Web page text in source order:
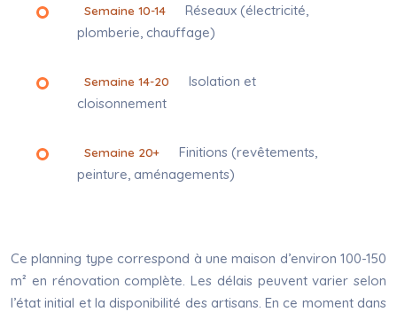
Semaine 10-14
Réseaux (électricité,
plomberie, chauffage)
Semaine 14-20
Isolation et
cloisonnement
Semaine 20+
Finitions (revêtements,
peinture, aménagements)
Ce planning type correspond à une maison d’environ 100-150
m² en rénovation complète. Les délais peuvent varier selon
l’état initial et la disponibilité des artisans. En ce moment dans